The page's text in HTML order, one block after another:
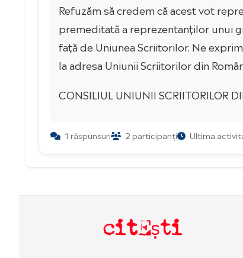
Refuzăm să credem că acest vot
premeditată a reprezentanților unui
față de Uniunea Scriitorilor. Ne
la adresa Uniunii Scriitorilor din
CONSILIUL UNIUNII SCRIITORILOR
1 răspunsuri 2 participanți Ultima
citEști